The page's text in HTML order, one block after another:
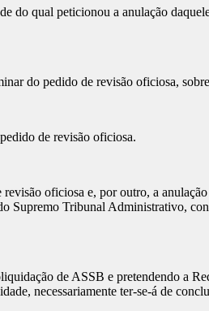
do qual peticionou a anulação
do pedido de revisão oficiosa,
de revisão oficiosa.
oficiosa e, por outro, a
Tribunal Administrativo,
de ASSB e pretendendo a
necessariamente ter-se-á de